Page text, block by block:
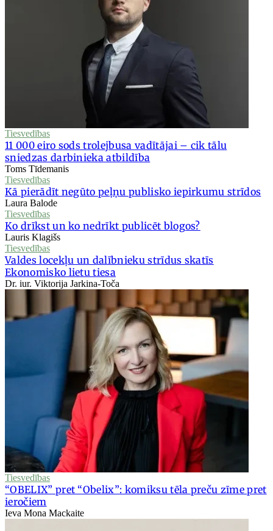
Tiesvedības
11 000 eiro sods trolejbusa vadītājai – cik tālu
sniedzas darbinieka atbildība
Toms Tīdemanis
Tiesvedības
Kā pierādīt negūto peļņu publisko iepirkumu strīdos
Laura Balode
Tiesvedības
Ko drīkst un ko nedrīkt publicēt blogos?
Lauris Klagišs
Tiesvedības
Valdes locekļu un dalībnieku strīdus skatīs
Ekonomisko lietu tiesa
Dr. iur. Viktorija Jarkina-Toča
Tiesvedības
“OBELIX” pret “Obelix”: komiksu tēla preču zīme pret
ieročiem
Ieva Mona Mackaite